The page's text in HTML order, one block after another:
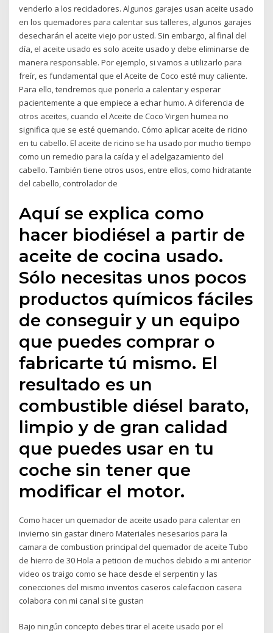
venderlo a los recicladores. Algunos garajes usan aceite usado
en los quemadores para calentar sus talleres, algunos garajes
desecharán el aceite viejo por usted. Sin embargo, al final del
día, el aceite usado es solo aceite usado y debe eliminarse de
manera responsable. Por ejemplo, si vamos a utilizarlo para
freír, es fundamental que el Aceite de Coco esté muy caliente.
Para ello, tendremos que ponerlo a calentar y esperar
pacientemente a que empiece a echar humo. A diferencia de
otros aceites, cuando el Aceite de Coco Virgen humea no
significa que se esté quemando. Cómo aplicar aceite de ricino
en tu cabello. El aceite de ricino se ha usado por mucho tiempo
como un remedio para la caída y el adelgazamiento del
cabello. También tiene otros usos, entre ellos, como hidratante
del cabello, controlador de
Aquí se explica como
hacer biodiésel a partir de
aceite de cocina usado.
Sólo necesitas unos pocos
productos químicos fáciles
de conseguir y un equipo
que puedes comprar o
fabricarte tú mismo. El
resultado es un
combustible diésel barato,
limpio y de gran calidad
que puedes usar en tu
coche sin tener que
modificar el motor.
Como hacer un quemador de aceite usado para calentar en
invierno sin gastar dinero Materiales nesesarios para la
camara de combustion principal del quemador de aceite Tubo
de hierro de 30 Hola a peticion de muchos debido a mi anterior
video os traigo como se hace desde el serpentin y las
conecciones del mismo inventos caseros calefaccion casera
colabora con mi canal si te gustan
Bajo ningún concepto debes tirar el aceite usado por el